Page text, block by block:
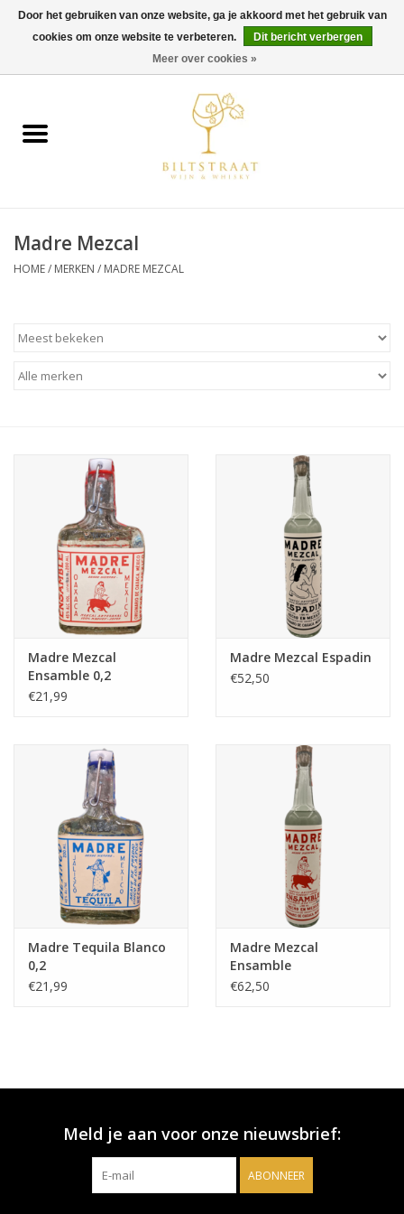
0 Artikelen - €0,00
Wijn
Gin & Tonic
Gedestilleerd
Relatiegeschenken
Over ons
Madre Mezcal
HOME/ MERKEN / MADRE MEZCAL
Madre Mezcal
Ensamble 0,2
€21,99
Madre Mezcal Espadin
€52,50
Madre Tequila Blanco
0,2
€21,99
Madre Mezcal
Ensamble
€62,50
Meld je aan voor onze nieuwsbrief:
ABONNEER
Door het gebruiken van onze website, ga je akkoord met het gebruik van
cookies om onze website te verbeteren.
Dit bericht verbergen
Meer over cookies »